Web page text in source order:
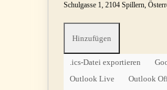
Schulgasse 1, 2104 Spillern,
Hinzufügen
.ics-Datei exportieren
Outlook Live
Outlook